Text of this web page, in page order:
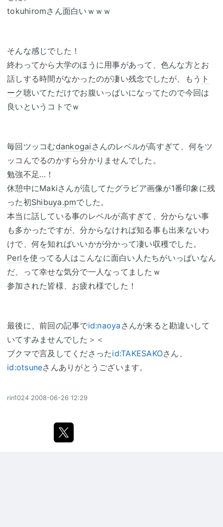
tokuhiromさん面白いｗｗｗ
そんな感じでした！
終わってから大学のほうに用事があって、色んな方とお
話しする時間がなかったのが凄い残念でしたが、もう ト
ーク 聴いてただけでお腹いっぱいになってたので今回は
良いというコトでｗ
毎回ツッコむdankogai さんのレベルが高すぎて、何をツ
ッコんでるのかすら分かりませんでした。
勉強不足…！
休憩中にMakiさんが流してたグラビア画像が1番印象に残
った初Shibuya.pmでした。
本当に話している事のレベルが高すぎて、分からない事
も多かったですが、分からなければ知る事も出来ないわ
けで、何を知ればいいかが分かって凄い収穫でした。
Perlを使ってる人はこんなに面白い人たちがいっぱいなん
だ、って幸せな気分で一人なってましたｗ
参加された皆様、お疲れ様でした！
最後に、前回の記事でid:naoya さんが来ると勘違いして
いてすみませんでした＞＜
ブクマで言及してくださったid:TAKESAKOさん、
id:otsuneさんありがとうございます。
rin1024 2008-06-26 12:29